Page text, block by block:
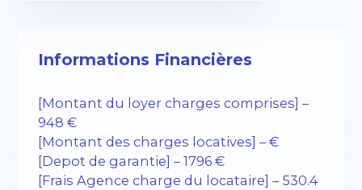
Informations Financières
[Montant du loyer charges comprises] –
948 €
[Montant des charges locatives] – €
[Depot de garantie] – 1796 €
[Frais Agence charge du locataire] – 530.4